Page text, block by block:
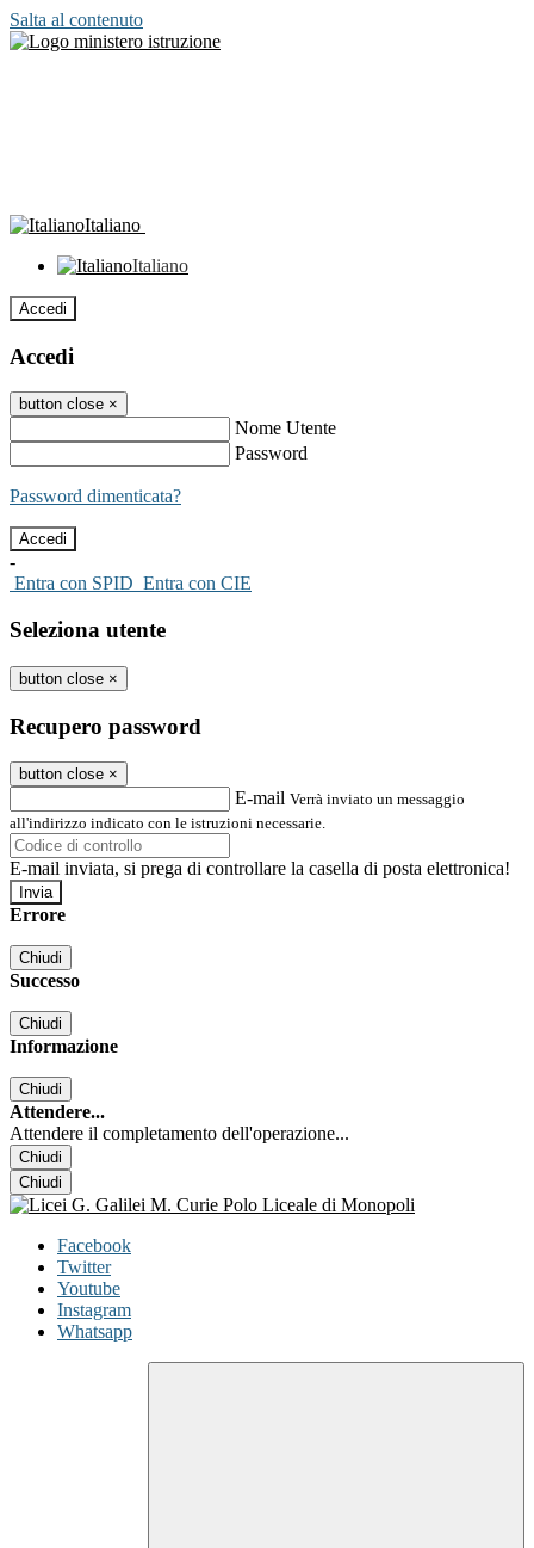
Salta al contenuto
Italiano
Italiano
Accedi
Accedi
button close ×
Nome Utente
Password
Password dimenticata?
-
Entra con SPID Entra con CIE
Seleziona utente
button close ×
Recupero password
button close ×
E-mail Verrà inviato un messaggio
all'indirizzo indicato con le istruzioni necessarie.
E-mail inviata, si prega di controllare la casella di posta elettronica!
Errore
Chiudi
Successo
Chiudi
Informazione
Chiudi
Attendere...
Attendere il completamento dell'operazione...
Chiudi
Chiudi
Facebook
Twitter
Youtube
Instagram
Whatsapp